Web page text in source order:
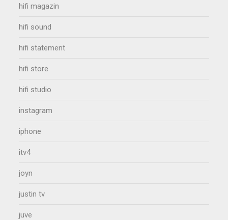
hifi magazin
hifi sound
hifi statement
hifi store
hifi studio
instagram
iphone
itv4
joyn
justin tv
juve